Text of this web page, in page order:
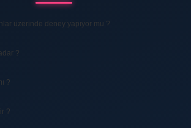
üzerinde deney yapıyor mu ?
?
?
?